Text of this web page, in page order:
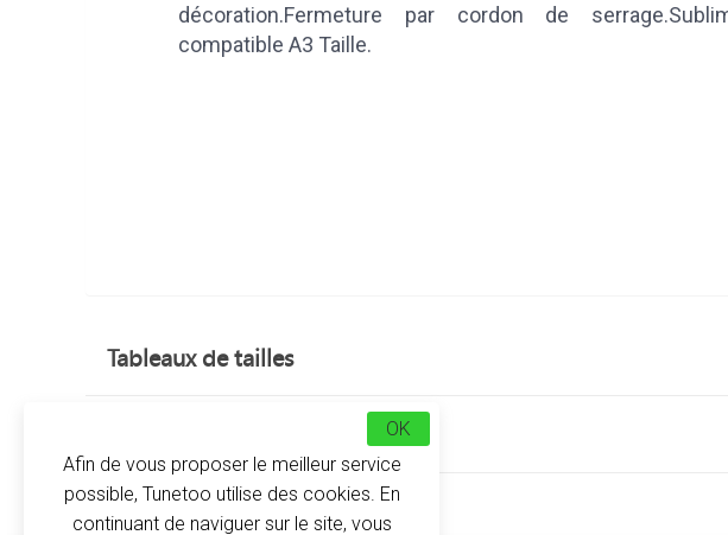
décoration.Fermeture par cordon de
compatible A3 Taille.
Tableaux de tailles
À propos
Afin de vous proposer le meilleur service
possible, Tunetoo utilise des cookies. En
continuant de naviguer sur le site, vous
OK